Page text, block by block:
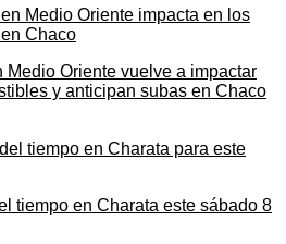
Medio Oriente vuelve a impactar
y anticipan subas en Chaco
tiempo en Charata este sábado 8